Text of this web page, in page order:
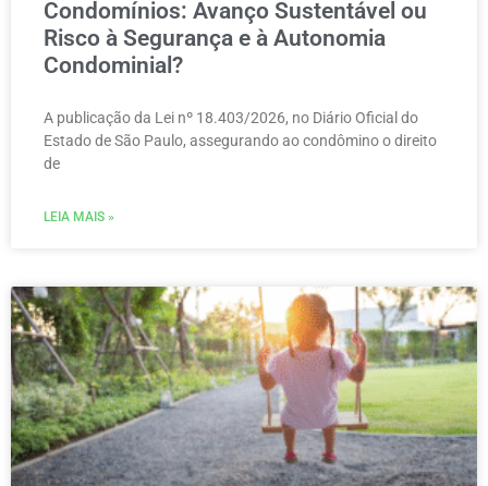
Condomínios: Avanço Sustentável ou
Risco à Segurança e à Autonomia
Condominial?
A publicação da Lei nº 18.403/2026, no Diário Oficial do
Estado de São Paulo, assegurando ao condômino o direito
de
LEIA MAIS »